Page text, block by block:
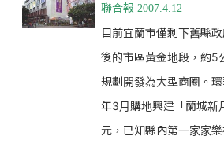
聯合報 2007.4.12
目前宜蘭市僅剩下舊縣
後的市區黃金地段，約5
規劃開發為大型商圈。
年3月購地興建「蘭城新
元，已知縣內第一家家